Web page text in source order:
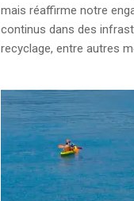
mais réaffirme notre
continus dans des
recyclage, entre autres